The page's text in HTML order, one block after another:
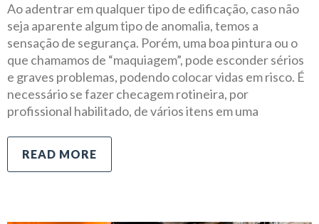
Ao adentrar em qualquer tipo de edificação, caso não
seja aparente algum tipo de anomalia, temos a
sensação de segurança. Porém, uma boa pintura ou o
que chamamos de “maquiagem”, pode esconder sérios
e graves problemas, podendo colocar vidas em risco. É
necessário se fazer checagem rotineira, por
profissional habilitado, de vários itens em uma
READ MORE